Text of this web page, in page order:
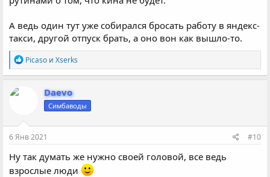
А ведь один тут уже собирался бросать работу в яндекс-
такси, другой отпуск брать, а оно вон как вышло-то.
Р
е
а
:
Picaso и Xserks
Daevo
Симбаводы
6 Янв 2021 #10
Ну так думать же нужно своей головой, все ведь
взрослые люди